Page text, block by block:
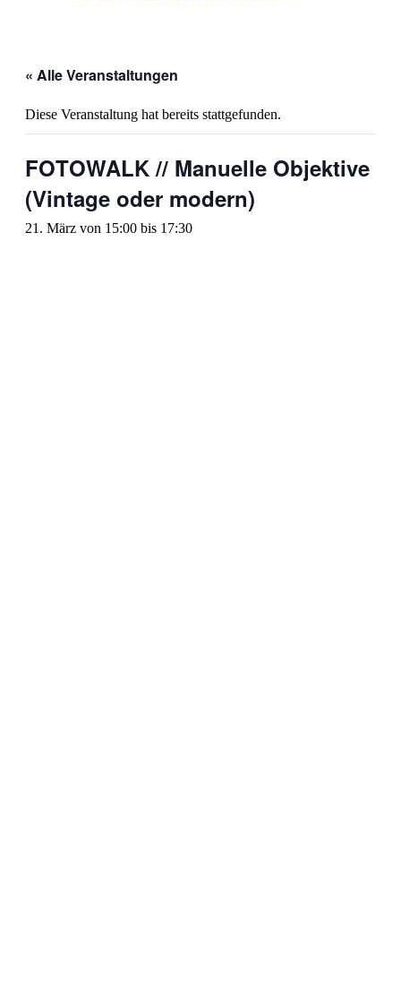
« Alle Veranstaltungen
Diese Veranstaltung hat bereits stattgefunden.
FOTOWALK // Manuelle Objektive
(Vintage oder modern)
21. März von 15:00 bis 17:30